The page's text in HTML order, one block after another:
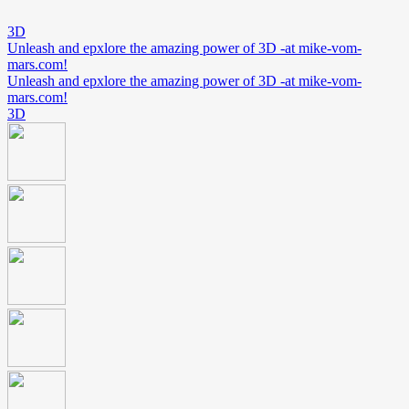
3D
Unleash and epxlore the amazing power of 3D -at mike-vom-
mars.com!
Unleash and epxlore the amazing power of 3D -at mike-vom-
mars.com!
3D